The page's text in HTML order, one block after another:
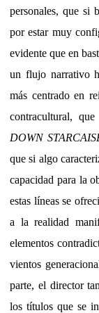
personales, que si
por estar muy
evidente que en
un flujo narrativo
más centrado en
contracultural,
DOWN
que si algo
capacidad para la
estas líneas se
a la realidad
elementos
vientos
parte, el director
los títulos que se